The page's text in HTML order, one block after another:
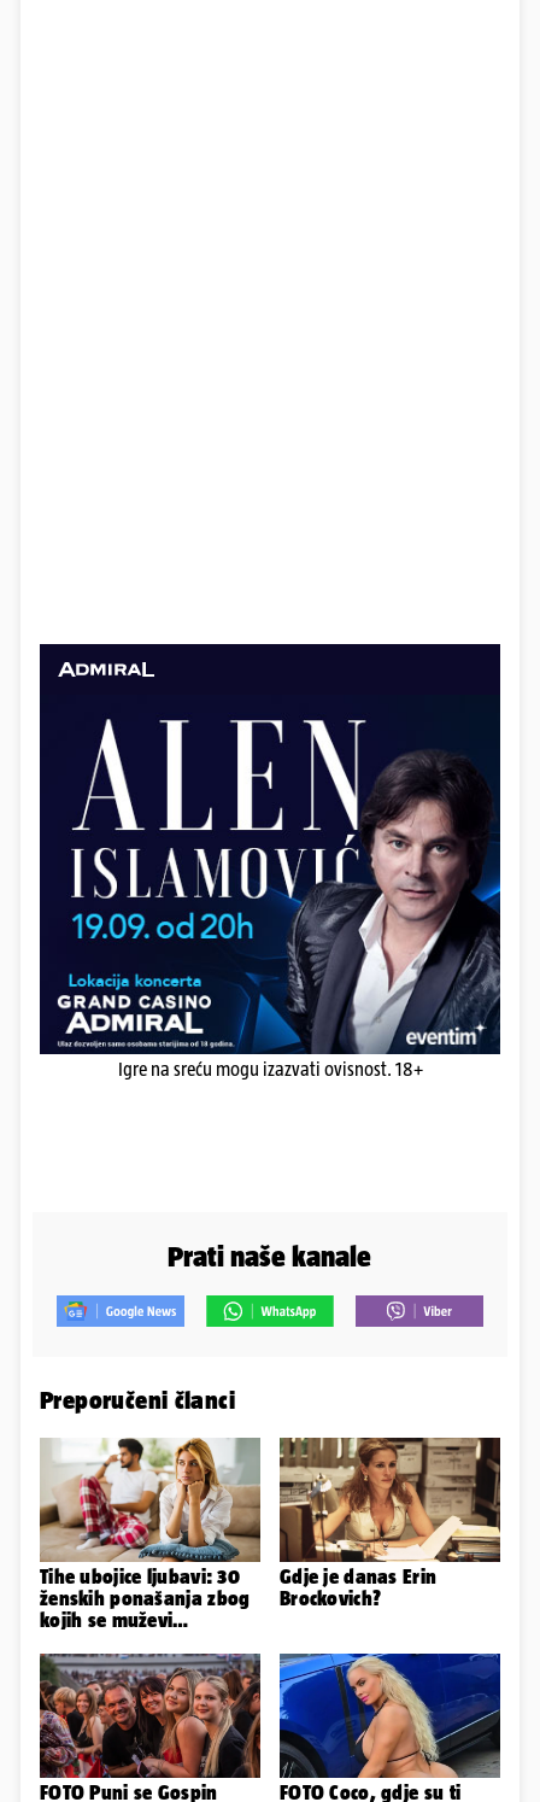
Igre na sreću mogu izazvati ovisnost. 18+
Prati naše kanale
Preporučeni članci
Tihe ubojice ljubavi: 30
ženskih ponašanja zbog
kojih se muževi
Gdje je danas Erin
Brockovich?
FOTO Puni se Gospin FOTO Coco, gdje su ti